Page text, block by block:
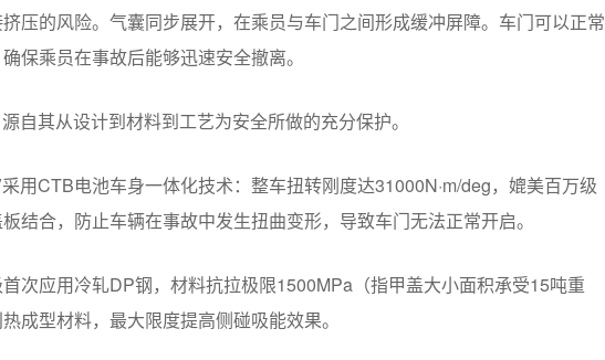
压的风险。气囊同步展开，在乘员与车门之间形成缓冲屏障。车门可以正常
保乘员在事故后能够迅速安全撤离。
自其从设计到材料到工艺为安全所做的充分保护。
用CTB电池车身一体化技术：整车扭转刚度达31000N·m/deg，媲美百万级
结合，防止车辆在事故中发生扭曲变形，导致车门无法正常开启。
次应用冷轧DP钢，材料抗拉极限1500MPa（指甲盖大小面积承受15吨重
成型材料，最大限度提高侧碰吸能效果。